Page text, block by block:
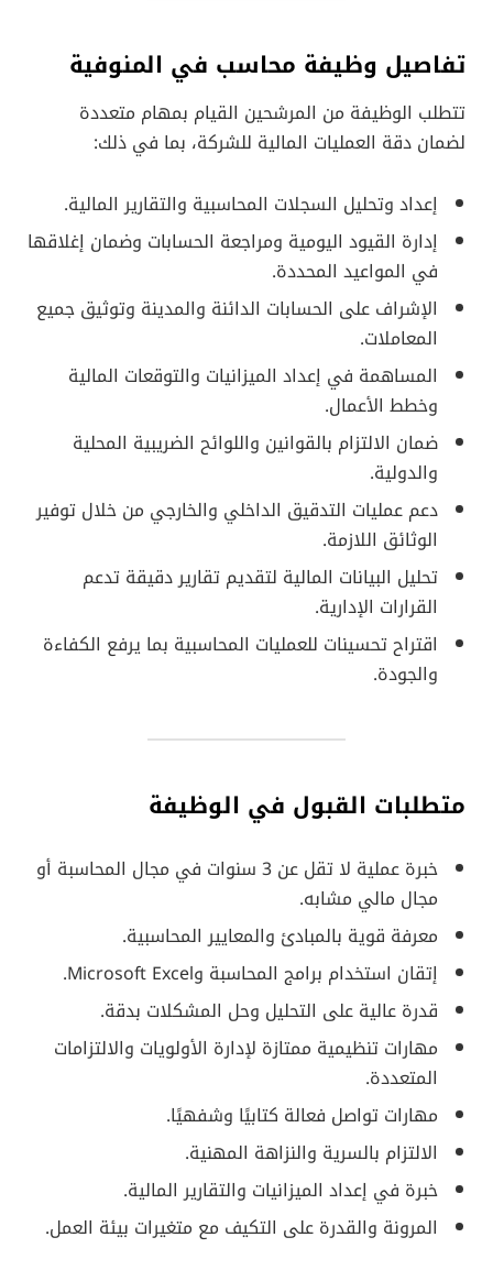
تفاصيل وظيفة محاسب في المنوفية
تتطلب الوظيفة من المرشحين القيام بمهام متعددة
لضمان دقة العمليات المالية للشركة، بما في ذلك:
إعداد وتحليل السجلات المحاسبية والتقارير المالية.
إدارة القيود اليومية ومراجعة الحسابات وضمان إغلاقها
في المواعيد المحددة.
الإشراف على الحسابات الدائنة والمدينة وتوثيق جميع
المعاملات.
المساهمة في إعداد الميزانيات والتوقعات المالية
وخطط الأعمال.
ضمان الالتزام بالقوانين واللوائح الضريبية المحلية
والدولية.
دعم عمليات التدقيق الداخلي والخارجي من خلال توفير
الوثائق اللازمة.
تحليل البيانات المالية لتقديم تقارير دقيقة تدعم
القرارات الإدارية.
اقتراح تحسينات للعمليات المحاسبية بما يرفع الكفاءة
والجودة.
متطلبات القبول في الوظيفة
خبرة عملية لا تقل عن 3 سنوات في مجال المحاسبة أو
مجال مالي مشابه.
معرفة قوية بالمبادئ والمعايير المحاسبية.
إتقان استخدام برامج المحاسبة وMicrosoft Excel.
قدرة عالية على التحليل وحل المشكلات بدقة.
مهارات تنظيمية ممتازة لإدارة الأولويات والالتزامات
المتعددة.
مهارات تواصل فعالة كتابيًا وشفهيًا.
الالتزام بالسرية والنزاهة المهنية.
خبرة في إعداد الميزانيات والتقارير المالية.
المرونة والقدرة على التكيف مع متغيرات بيئة العمل.